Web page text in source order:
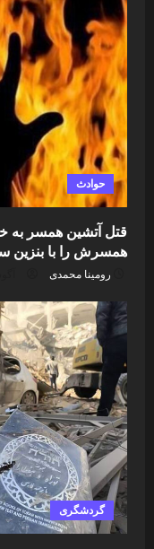
حوادث
قتل آتشین همسر به
همسرش را با بنزین
رومینا محمدی
گردشگری